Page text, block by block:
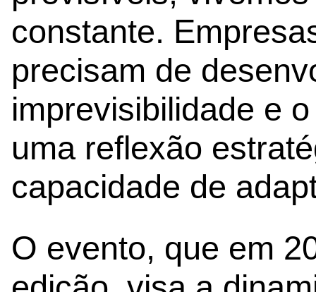
constante.
precisam de
imprevisibilidade e
uma reflexão
capacidade de
O evento, que em